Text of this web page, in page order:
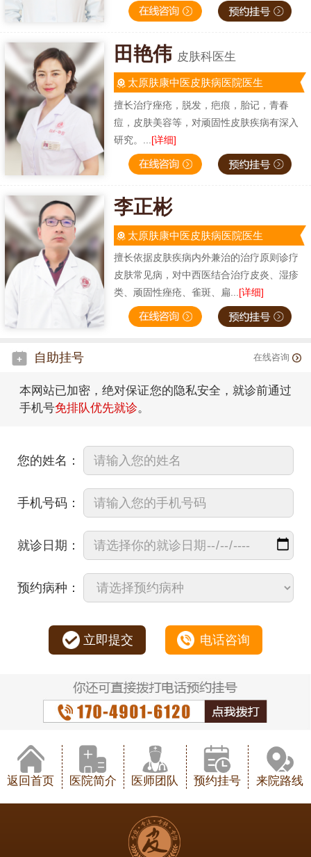
田艳伟 皮肤科医生
太原肤康中医皮肤病医院医生
擅长治疗痤疮，脱发，疤痕，胎记，青春
痘，皮肤美容等，对顽固性皮肤疾病有深入
研究。... [详细]
李正彬
太原肤康中医皮肤病医院医生
擅长依据皮肤疾病内外兼治的治疗原则诊疗
皮肤常见病，对中西医结合治疗皮炎、湿疹
类、顽固性痤疮、雀斑、扁...[详细]
自助挂号 在线咨询
本网站已加密，绝对保证您的隐私安全，就诊前通过
手机号免排队优先就诊。
您的姓名：
手机号码：
就诊日期：
预约病种：
立即提交 电话咨询
返回首页 医院简介 医师团队 预约挂号 来院路线